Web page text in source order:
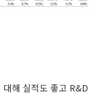
해 실적도 좋고 R&D